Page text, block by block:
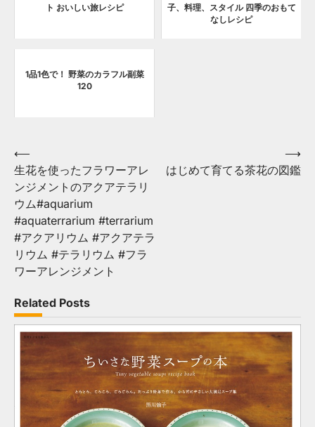
ト おいしい旅レシピ
子、料理、スタイル 四季のおもて
なしレシピ
1品1色で！ 野菜のカラフル副菜
120
Post
navigation
⟵
生花を使ったフラワーアレ
ンジメントのアクアテラリ
ウム#aquarium
#aquaterrarium #terrarium
#アクアリウム #アクアテラ
リウム #テラリウム #フラ
ワーアレンジメント
はじめて育てる茶花の図鑑
⟶
Related Posts